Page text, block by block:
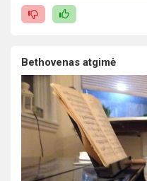
Bethovenas atgimė